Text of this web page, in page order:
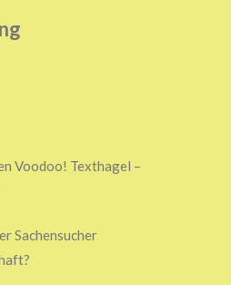
Voodoo! Texthagel –
Sachensucher